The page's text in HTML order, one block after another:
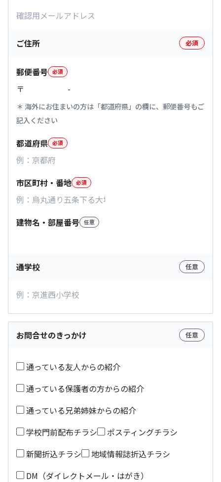
ご住所 必須
郵便番号 必須
〒 -
海外にお住まいの方は「都道府県」の欄に、郵便番号もご
記入ください
都道府県 必須
市区町村・番地 必須
建物名・部屋番号 任意
通学校 任意
お問合せのきっかけ 任意
通っている友人からの紹介
通っている保護者の方からの紹介
通っている兄弟姉妹からの紹介
学校門前配布チラシ
ポスティングチラシ
新聞折込チラシ
地域情報誌折込チラシ
DM（ダイレクトメール・はがき）